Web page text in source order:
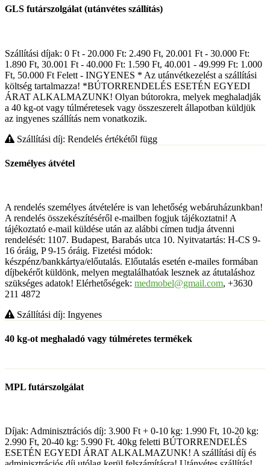
GLS futárszolgálat (utánvétes szállítás)
Szállítási díjak: 0 Ft - 20.000 Ft: 2.490 Ft, 20.001 Ft - 30.000 Ft:
1.890 Ft, 30.001 Ft - 40.000 Ft: 1.590 Ft, 40.001 - 49.999 Ft: 1.000
Ft, 50.000 Ft Felett - INGYENES * Az utánvétkezelést a szállítási
költség tartalmazza! *BÚTORRENDELÉS ESETÉN EGYEDI
ÁRAT ALKALMAZUNK! Olyan bútorokra, melyek meghaladják
a 40 kg-ot vagy túlméretesek vagy összeszerelt állapotban küldjük
az ingyenes szállítás nem vonatkozik.
Szállítási díj: Rendelés értékétől függ
Személyes átvétel
A rendelés személyes átvételére is van lehetőség webáruházunkban!
A rendelés összekészítéséről e-mailben fogjuk tájékoztatni! A
tájékoztató e-mail küldése után az alábbi címen tudja átvenni
rendelését: 1107. Budapest, Barabás utca 10. Nyitvatartás: H-CS 9-
16 óráig, P 9-15 óráig. Fizetési módok:
készpénz/bankkártya/előutalás. Előutalás esetén e-mailes formában
díjbekérőt küldönk, melyen megtalálhatóak lesznek az átutaláshoz
szükséges adatok! Elérhetőségek: medmobel@gmail.com, +3630
211 4872
Szállítási díj: Ingyenes
40 kg-ot meghaladó vagy túlméretes termékek
MPL futárszolgálat
Díjak: Adminisztrációs díj: 3.900 Ft + 0-10 kg: 1.990 Ft, 10-20 kg:
2.990 Ft, 20-40 kg: 5.990 Ft. 40kg feletti BÚTORRENDELÉS
ESETÉN EGYEDI ÁRAT ALKALMAZUNK! A szállítási díj és